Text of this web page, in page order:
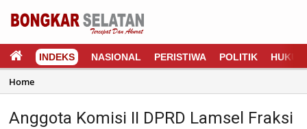
INDEKS NASIONAL PERISTIWA POLITIK HUKUM
Home
Anggota Komisi II DPRD Lamsel Fraksi